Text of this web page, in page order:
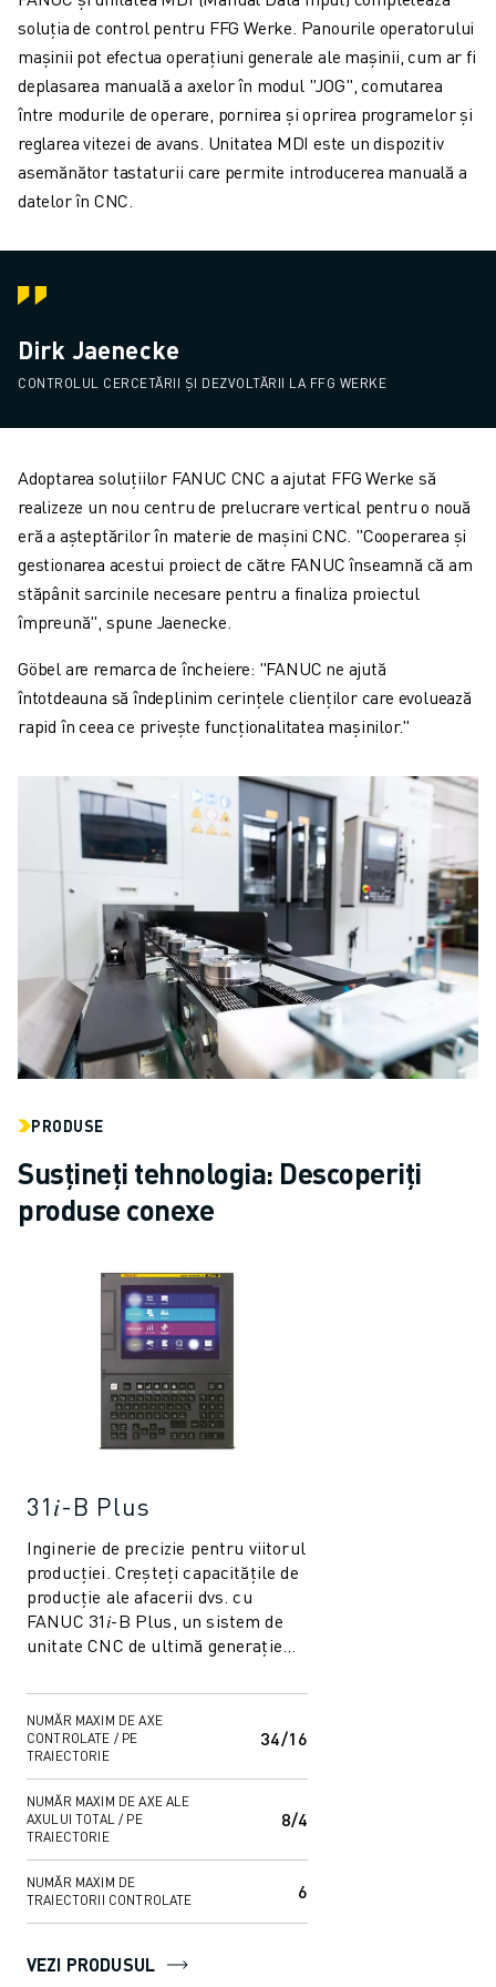
soluția de control pentru FFG Werke. Panourile operatorului
mașinii pot efectua operațiuni generale ale mașinii, cum ar fi
deplasarea manuală a axelor în modul "JOG", comutarea
între modurile de operare, pornirea și oprirea programelor și
reglarea vitezei de avans. Unitatea MDI este un dispozitiv
asemănător tastaturii care permite introducerea manuală a
datelor în CNC.
Dirk Jaenecke
CONTROLUL CERCETĂRII ȘI DEZVOLTĂRII LA FFG WERKE
Adoptarea soluțiilor FANUC CNC a ajutat FFG Werke să
realizeze un nou centru de prelucrare vertical pentru o nouă
eră a așteptărilor în materie de mașini CNC. "Cooperarea și
gestionarea acestui proiect de către FANUC înseamnă că am
stăpânit sarcinile necesare pentru a finaliza proiectul
împreună", spune Jaenecke.
Göbel are remarca de încheiere: "FANUC ne ajută
întotdeauna să îndeplinim cerințele clienților care evoluează
rapid în ceea ce privește funcționalitatea mașinilor."
PRODUSE
Susțineți tehnologia: Descoperiți
produse conexe
31𝑖-B Plus
Inginerie de precizie pentru viitorul
producției. Creșteți capacitățile de
producție ale afacerii dvs. cu
FANUC 31𝑖-B Plus, un sistem de
unitate CNC de ultimă generație
NUMĂR MAXIM DE AXE
CONTROLATE / PE
TRAIECTORIE
34/16
NUMĂR MAXIM DE AXE ALE
AXULUI TOTAL / PE
TRAIECTORIE
8/4
NUMĂR MAXIM DE
TRAIECTORII CONTROLATE
6
VEZI PRODUSUL